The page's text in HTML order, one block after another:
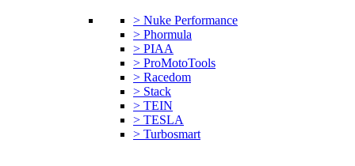
> Nuke Performance
> Phormula
> PIAA
> ProMotoTools
> Racedom
> Stack
> TEIN
> TESLA
> Turbosmart